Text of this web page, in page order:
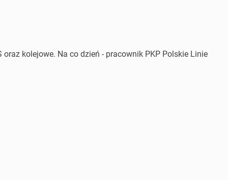
kolejowe. Na co dzień - pracownik PKP Polskie Linie